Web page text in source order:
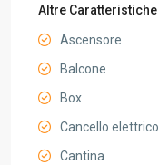
Altre Caratteristiche
Ascensore
Balcone
Box
Cancello elettrico
Cantina